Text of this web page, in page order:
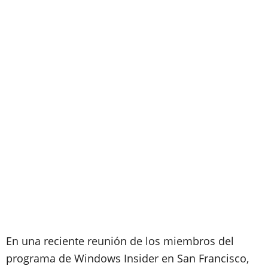
En una reciente reunión de los miembros del
programa de Windows Insider en San Francisco,